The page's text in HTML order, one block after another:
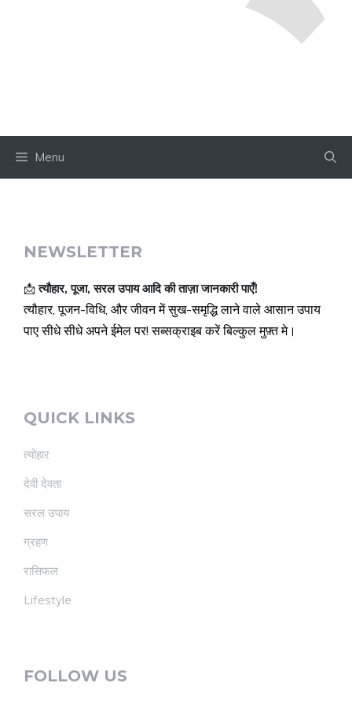
Menu
NEWSLETTER
📩त्यौहार, पूजा, सरल उपाय आदि की ताज़ा जानकारी पाएँ!
त्यौहार, पूजन-विधि, और जीवन में सुख-समृद्धि लाने वाले आसान उपाय
पाए सीधे सीधे अपने ईमेल पर! सब्सक्राइब करें बिल्कुल मुफ़्त मे।
QUICK LINKS
त्योहार
देवी देवता
सरल उपाय
ग्रहण
रासिफल
Lifestyle
FOLLOW US